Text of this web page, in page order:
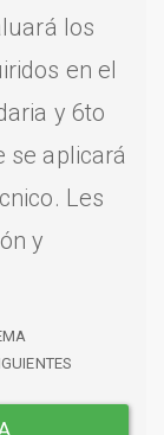
los
en el
y 6to
se aplicará
Les
y